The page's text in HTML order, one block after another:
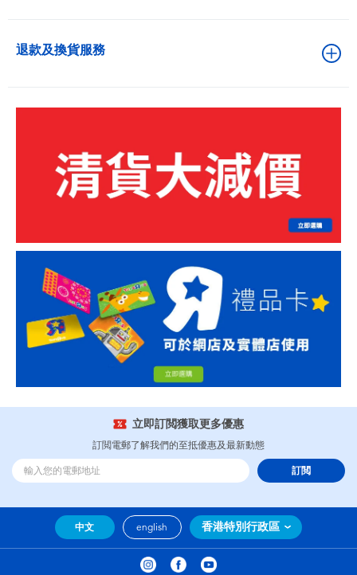
退款及換貨服務
立即訂閲獲取更多優惠
訂閲電郵了解我們的至抵優惠及最新動態
訂閲
中文 english 香港特別行政區